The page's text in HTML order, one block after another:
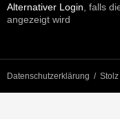
Alternativer Login , falls
angezeigt wird
Datenschutzerklärung